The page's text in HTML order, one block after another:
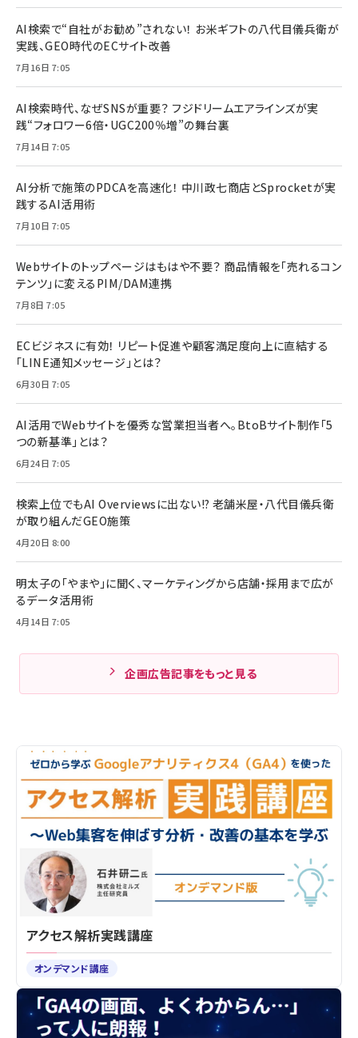
AI検索で“自社がお勧め”されない！ お米ギフトの八代目儀兵衛が
実践、GEO時代のECサイト改善
7月16日 7:05
AI検索時代、なぜSNSが重要？ フジドリームエアラインズが実
践“フォロワー6倍・UGC200％増”の舞台裏
7月14日 7:05
AI分析で施策のPDCAを高速化！ 中川政七商店とSprocketが実
践するAI活用術
7月10日 7:05
Webサイトのトップページはもはや不要？ 商品情報を「売れるコン
テンツ」に変えるPIM/DAM連携
7月8日 7:05
ECビジネスに有効！ リピート促進や顧客満足度向上に直結する
「LINE通知メッセージ」とは？
6月30日 7:05
AI活用でWebサイトを優秀な営業担当者へ。BtoBサイト制作「5
つの新基準」とは？
6月24日 7:05
検索上位でもAI Overviewsに出ない!? 老舗米屋・八代目儀兵衛
が取り組んだGEO施策
4月20日 8:00
明太子の「やまや」に聞く、マーケティングから店舗・採用まで広が
るデータ活用術
4月14日 7:05
企画広告記事をもっと見る
アクセス解析実践講座
オンデマンド講座